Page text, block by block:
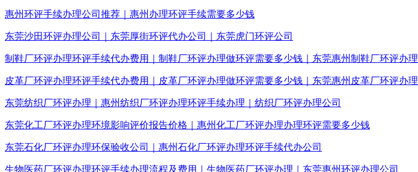
惠州环评手续办理公司推荐｜惠州办理环评手续需要多少钱
东莞沙田环评办理公司｜东莞厚街环评代办公司｜东莞虎门环评公司
制鞋厂环评办理环评手续代办费用｜制鞋厂环评办理做环评需要多少钱｜东莞惠州制鞋厂环评办理
皮革厂环评办理环评手续代办费用｜皮革厂环评办理做环评需要多少钱｜东莞惠州皮革厂环评办理
东莞纺织厂环评办理｜惠州纺织厂环评办理环评手续办理｜纺织厂环评办理公司
东莞化工厂环评办理环境影响评价报告价格｜惠州化工厂环评办理办理环评需要多少钱
东莞石化厂环评办理环保验收公司｜惠州石化厂环评办理环评手续代办公司
生物医药厂环评办理环评手续办理流程及费用｜生物医药厂环评办理｜东莞惠州环评办理公司